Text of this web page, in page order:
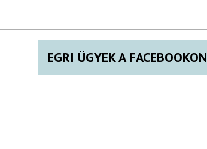
EGRI ÜGYEK A FACEBOOKON